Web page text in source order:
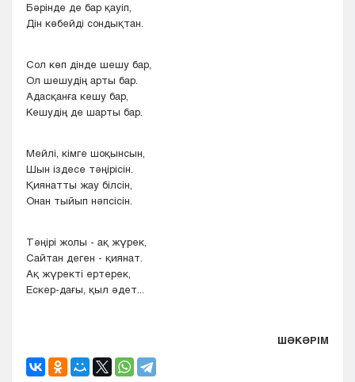
Бәрінде де бар қауіп,
Дін көбейді сондықтан.
Сол көп дінде шешу бар,
Ол шешудің арты бар.
Адасқанға кешу бар,
Кешудің де шарты бар.
Мейлі, кімге шоқынсын,
Шын іздесе тәңірісін.
Қиянатты жау білсін,
Онан тыйып нәпсісін.
Тәңірі жолы - ақ жүрек,
Сайтан деген - қиянат.
Ақ жүректі ертерек,
Ескер-дағы, қыл әдет...
ШӘКӘРІМ